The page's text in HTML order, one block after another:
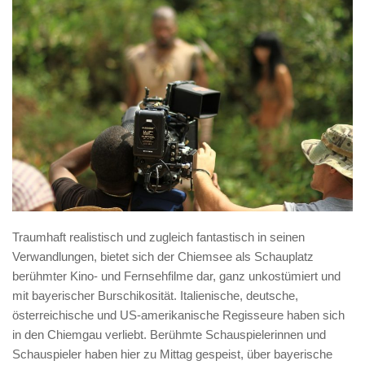
Traumhaft realistisch und zugleich fantastisch in seinen
Verwandlungen, bietet sich der Chiemsee als Schauplatz
berühmter Kino- und Fernsehfilme dar, ganz unkostümiert und
mit bayerischer Burschikosität. Italienische, deutsche,
österreichische und US-amerikanische Regisseure haben sich
in den Chiemgau verliebt. Berühmte Schauspielerinnen und
Schauspieler haben hier zu Mittag gespeist, über bayerische